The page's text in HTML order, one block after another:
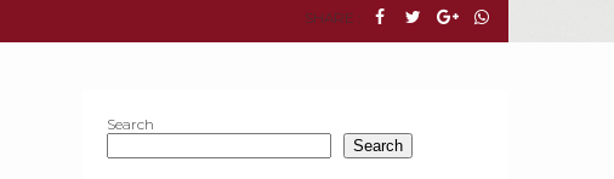
SHARE :
Search
Search